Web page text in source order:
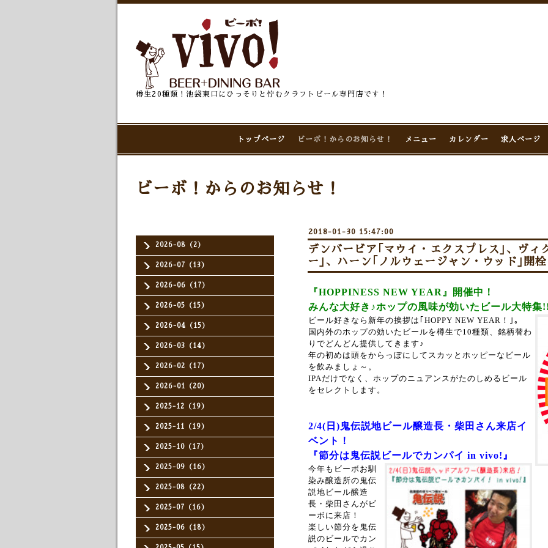
樽生20種類！池袋東口にひっそりと佇むクラフトビール専門店です！
トップページ ビーボ！からのお知らせ！ メニュー カレンダー 求人ページ
2026-08（2）
2026-07（13）
2026-06（17）
2026-05（15）
2026-04（15）
2026-03（14）
2026-02（17）
2026-01（20）
2025-12（19）
2025-11（19）
2025-10（17）
2025-09（16）
2025-08（22）
2025-07（16）
2025-06（18）
ビーボ！からのお知らせ！
2018-01-30 15:47:00
デンバービア｢マウイ・エクスプレス｣、ヴィ
ー｣、ハーン｢ノルウェージャン・ウッド｣開
『HOPPINESS NEW YEAR』開催中！
みんな大好き♪ホップの風味が効いたビール大特集
ビール好きなら新年の挨拶は｢HOPPY NEW YEAR！｣。
国内外のホップの効いたビールを樽生で10種類、銘柄替わ
りでどんどん提供してきます♪
年の初めは頭をからっぽにしてスカッとホッピーなビール
を飲みましょ～。
IPAだけでなく、ホップのニュアンスがたのしめるビール
をセレクトします。
2/4(日)鬼伝説地ビール醸造長・柴田さん来店イ
ベント！
『節分は鬼伝説ビールでカンパイ in vivo! 』
今年もビーボお馴
染み醸造所の鬼伝
説地ビール醸造
長・柴田さんがビ
ーボに来店！
楽しい節分を鬼伝
説のビールでカン